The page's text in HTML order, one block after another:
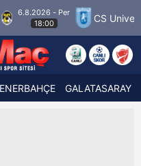
- Per
CS Universitatea
GALATASARAY